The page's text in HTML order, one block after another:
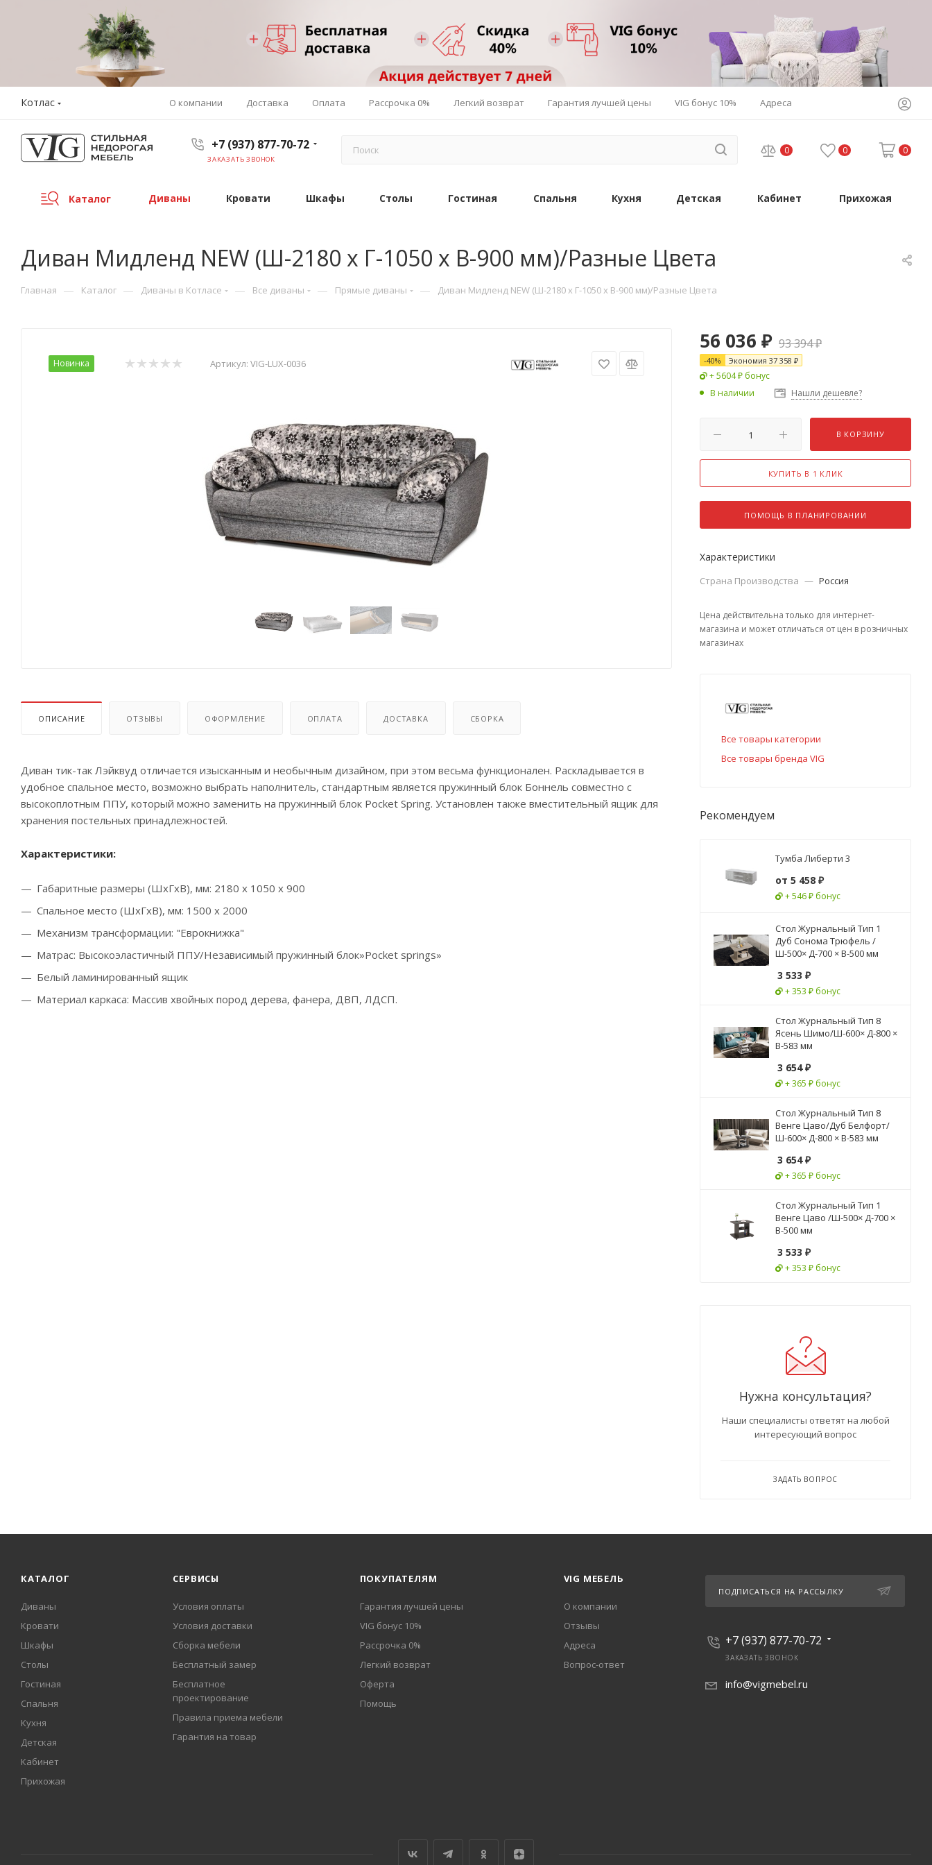
Котлас О компании Доставка Оплата Рассрочка 0% Легкий возврат Гарантия лучшей цены VIG бонус 10% Адреса
+7 (937) 877-70-72
ЗАКАЗАТЬ ЗВОНОК
0 0 0
Каталог Диваны Кровати Шкафы Столы Гостиная Спальня Кухня Детская Кабинет Прихожая
Диван Мидленд NEW (Ш-2180 х Г-1050 х В-900 мм)/Разные Цвета
Главная — Каталог — Диваны в Котласе — Все диваны — Прямые диваны — Диван Мидленд NEW (Ш-2180 х Г-1050 х В-900 мм)/Разные Цвета
Новинка Артикул: VIG-LUX-0036
ОПИСАНИЕ ОТЗЫВЫ ОФОРМЛЕНИЕ ОПЛАТА ДОСТАВКА СБОРКА
Диван тик-так Лэйквуд отличается изысканным и необычным дизайном, при этом весьма функционален. Раскладывается в
удобное спальное место, возможно выбрать наполнитель, стандартным является пружинный блок Боннель совместно с
высокоплотным ППУ, который можно заменить на пружинный блок Pocket Spring. Установлен также вместительный ящик для
хранения постельных принадлежностей.
Характеристики:
Габаритные размеры (ШхГхВ), мм: 2180 х 1050 х 900
Спальное место (ШхГхВ), мм: 1500 х 2000
Механизм трансформации: "Еврокнижка"
Матрас: Высокоэластичный ППУ/Независимый пружинный блок»Pocket springs»
Белый ламинированный ящик
Материал каркаса: Массив хвойных пород дерева, фанера, ДВП, ЛДСП.
56 036 ₽ 93 394₽
-40% Экономия 37 358 ₽
+ 5604 ₽ бонус
В наличии
Нашли дешевле?
В КОРЗИНУ
КУПИТЬ В 1 КЛИК
ПОМОЩЬ В ПЛАНИРОВАНИИ
Характеристики
Страна Производства — Россия
Цена действительна только для интернет-
магазина и может отличаться от цен в розничных
магазинах
Все товары категории
Все товары бренда VIG
Рекомендуем
Тумба Либерти 3
от 5 458 ₽
+ 546 ₽ бонус
Стол Журнальный Тип 1
Дуб Сонома Трюфель /
Ш-500× Д-700 × В-500 мм
3 533 ₽
+ 353 ₽ бонус
Стол Журнальный Тип 8
Ясень Шимо/Ш-600× Д-800 ×
В-583 мм
3 654₽
+ 365 ₽ бонус
Стол Журнальный Тип 8
Венге Цаво/Дуб Белфорт/
Ш-600× Д-800 × В-583 мм
3 654₽
+ 365 ₽ бонус
Стол Журнальный Тип 1
Венге Цаво /Ш-500× Д-700 ×
В-500 мм
3 533 ₽
+ 353 ₽ бонус
Нужна консультация?
Наши специалисты ответят на любой
интересующий вопрос
ЗАДАТЬ ВОПРОС
КАТАЛОГ
Диваны
Кровати
Шкафы
Столы
Гостиная
Спальня
Кухня
Детская
Кабинет
Прихожая
СЕРВИСЫ
Условия оплаты
Условия доставки
Сборка мебели
Бесплатный замер
Бесплатное
проектирование
Правила приема мебели
Гарантия на товар
ПОКУПАТЕЛЯМ
Гарантия лучшей цены
VIG бонус 10%
Рассрочка 0%
Легкий возврат
Оферта
Помощь
VIG МЕБЕЛЬ
О компании
Отзывы
Адреса
Вопрос-ответ
ПОДПИСАТЬСЯ НА РАССЫЛКУ
+7 (937) 877-70-72
ЗАКАЗАТЬ ЗВОНОК
info@vigmebel.ru